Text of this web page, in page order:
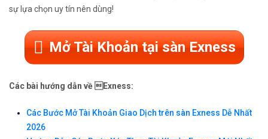
sự lựa chọn uy tín nên dùng!
Mở Tài Khoản tại sàn Exness
Các bài hướng dẫn về Exness:
Các Bước Mở Tài Khoản Giao Dịch trên sàn Exness Dễ Nhất
2026